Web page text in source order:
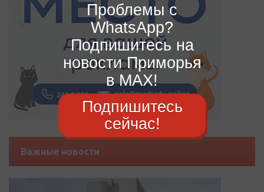
Важные новости
Проблемы с
WhatsApp?
Подпишитесь на
новости Приморья
в MAX!
Подпишитесь
сейчас!